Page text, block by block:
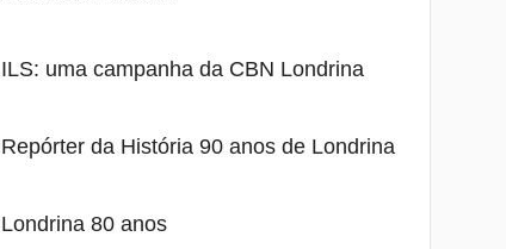
ILS: uma campanha da CBN Londrina
Repórter da História 90 anos de Londrina
Londrina 80 anos